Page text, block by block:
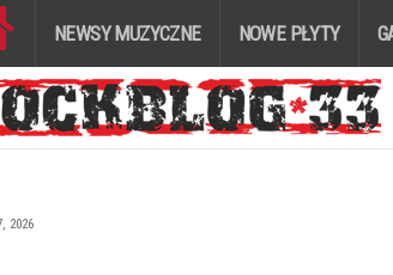
NEWSY MUZYCZNE NOWE PŁYTY
2026